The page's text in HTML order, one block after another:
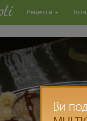
Рецепти